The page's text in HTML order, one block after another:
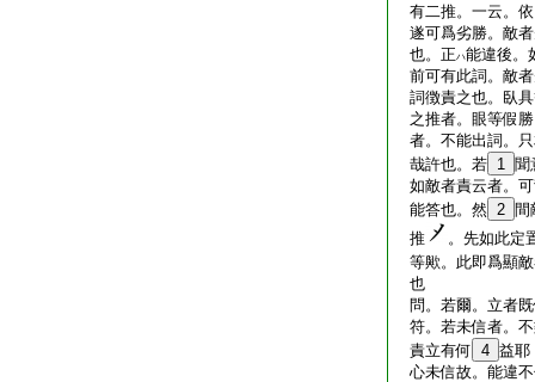
有二推。一云。
遂可爲劣勝。敵
也。正ハ能違後。
前可有此詞。敵
詞徴責之也。臥
之推者。眼等假
者。不能出詞。
哉許也。若 1 聞
如敵者責云者。
能答也。然 2 間
推
。先如此定
等歟。此即爲顯
也
問。若爾。立者
符。若未信者。
責立有何 4 益
心未信故。能違